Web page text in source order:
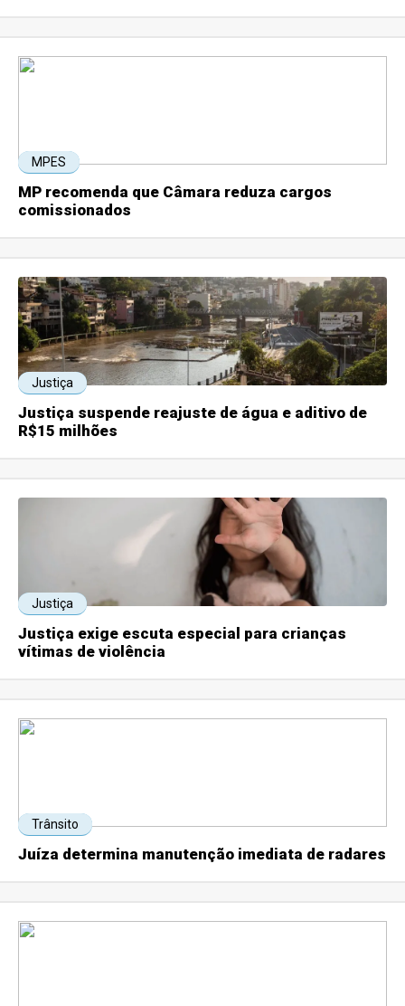
MPES
MP recomenda que Câmara reduza cargos
comissionados
Justiça
Justiça suspende reajuste de água e aditivo de
R$15 milhões
Justiça
Justiça exige escuta especial para crianças
vítimas de violência
Trânsito
Juíza determina manutenção imediata de radares